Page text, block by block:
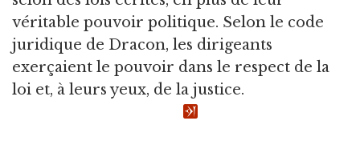
véritable pouvoir politique. Selon le code
juridique de Dracon, les dirigeants
exerçaient le pouvoir dans le respect de la
loi et, à leurs yeux, de la justice.